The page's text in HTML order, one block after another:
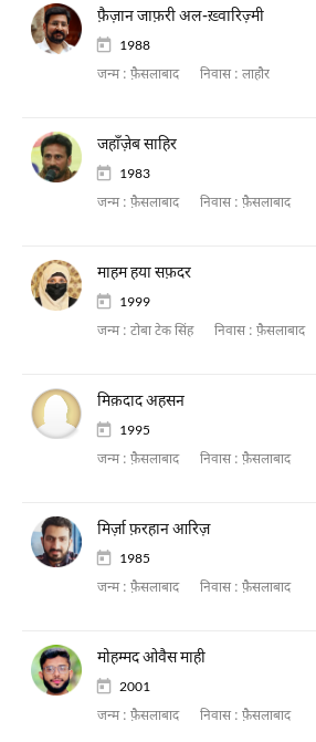
फ़ैज़ान जाफ़री अल-ख़्वारिज़्मी
1988
जन्म : फ़ैसलाबाद निवास : लाहौर
जहाँज़ेब साहिर
1983
जन्म : फ़ैसलाबाद निवास : फ़ैसलाबाद
माहम हया सफ़दर
1999
जन्म : टोबा टेक सिंह निवास : फ़ैसलाबाद
मिक़दाद अहसन
1995
जन्म : फ़ैसलाबाद निवास : फ़ैसलाबाद
मिर्ज़ा फ़रहान आरिज़
1985
जन्म : फ़ैसलाबाद निवास : फ़ैसलाबाद
मोहम्मद ओवैस माही
2001
जन्म : फ़ैसलाबाद निवास : फ़ैसलाबाद